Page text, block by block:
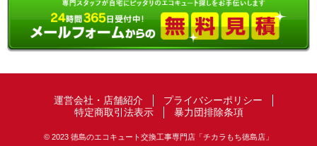
運営会社・店舗紹介
プライバシーポリシー
特定商取引法表示
暴力団排除条項
© 2023 徳島のエコキュート交換工事専門店「チカラもち徳島店」